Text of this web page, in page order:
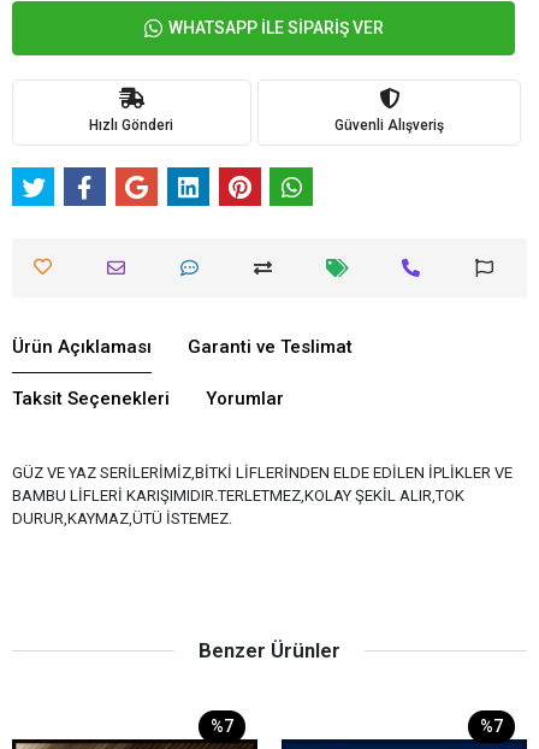
WHATSAPP İLE SİPARİŞ VER
Hızlı Gönderi Güvenli Alışveriş
Ürün Açıklaması Garanti ve Teslimat
Taksit Seçenekleri Yorumlar
GÜZ VE YAZ SERİLERİMİZ,BİTKİ LİFLERİNDEN ELDE EDİLEN İPLİKLER VE
BAMBU LİFLERİ KARIŞIMIDIR.TERLETMEZ,KOLAY ŞEKİL ALIR,TOK
DURUR,KAYMAZ,ÜTÜ İSTEMEZ.
Benzer Ürünler
%7 %7